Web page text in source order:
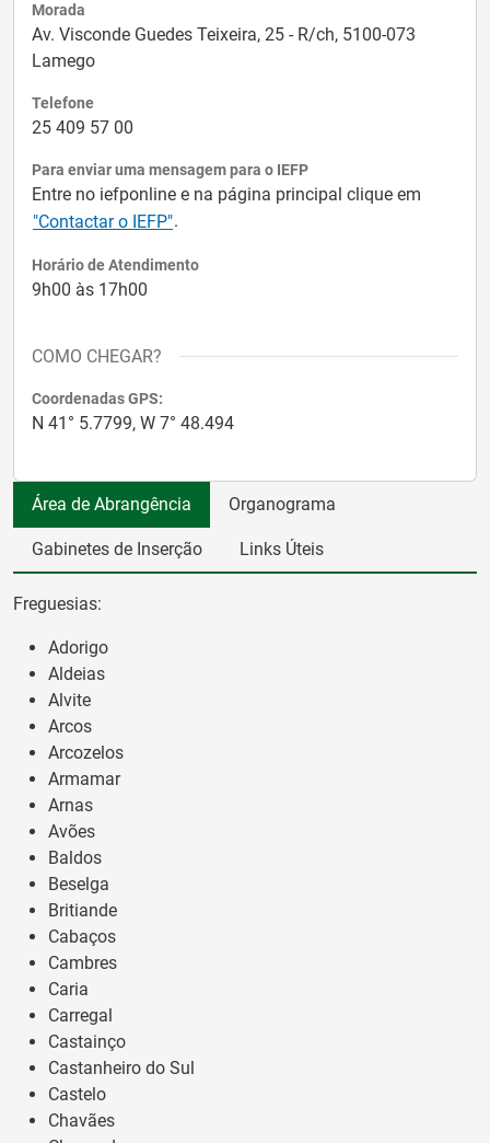
Morada
Av. Visconde Guedes Teixeira, 25 - R/ch, 5100-073
Lamego
Telefone
25 409 57 00
Para enviar uma mensagem para o IEFP
Entre no iefponline e na página principal clique em
"Contactar o IEFP".
Horário de Atendimento
9h00 às 17h00
COMO CHEGAR?
Coordenadas GPS:
N 41° 5.7799, W 7° 48.494
Área de Abrangência Organograma
Gabinetes de Inserção Links Úteis
Freguesias:
Adorigo
Aldeias
Alvite
Arcos
Arcozelos
Armamar
Arnas
Avões
Baldos
Beselga
Britiande
Cabaços
Cambres
Caria
Carregal
Castainço
Castanheiro do Sul
Castelo
Chavães